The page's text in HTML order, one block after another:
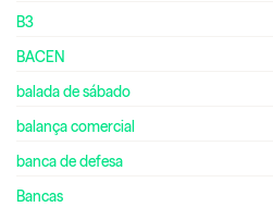
B3
BACEN
balada de sábado
balança comercial
banca de defesa
Bancas